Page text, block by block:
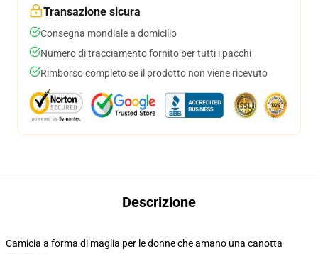
Transazione sicura
Consegna mondiale a domicilio
Numero di tracciamento fornito per tutti i pacchi
Rimborso completo se il prodotto non viene ricevuto
Descrizione
Camicia a forma di maglia per le donne che amano una canotta